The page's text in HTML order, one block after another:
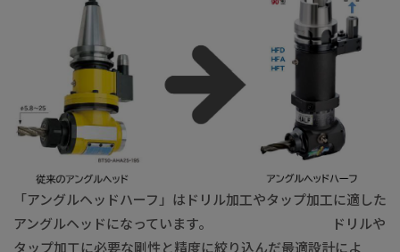
「アングルヘッドハーフ」はドリル加工やタップ加工に適した
アングルヘッドになっています。 ドリルや
タップ加工に必要な剛性と精度に絞り込んだ最適設計によ